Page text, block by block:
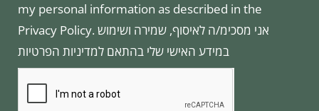
my personal information as described in the
Privacy Policy. אני מסכימ/ה לאיסוף, שמירה ושימוש
במידע האישי שלי בהתאם למדיניות הפרטיות